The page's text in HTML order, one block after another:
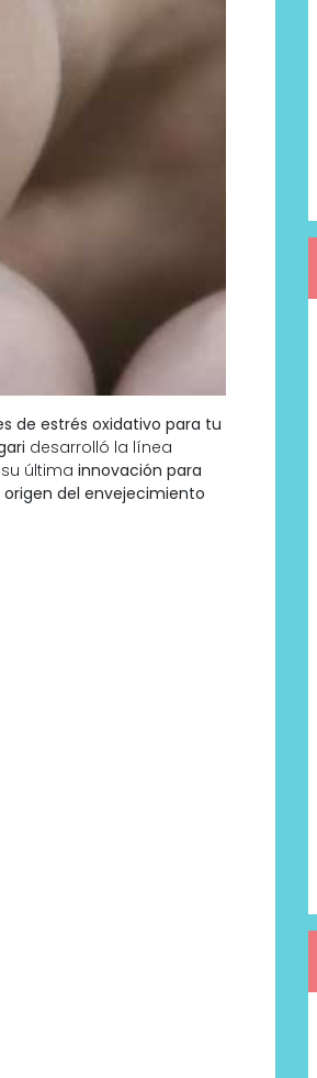
de estrés oxidativo para tu
desarrolló la línea
su última innovación para
origen del envejecimiento
los bálsamos de CBD
productos de
más buscados